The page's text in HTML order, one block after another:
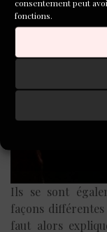
fonctions.
Ils se sont
façons
faut alors